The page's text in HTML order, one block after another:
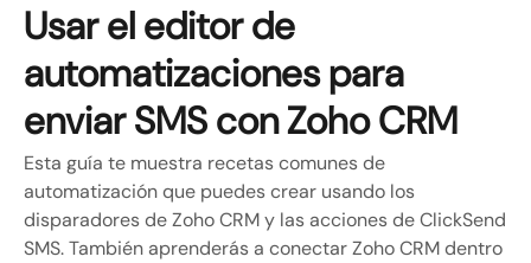
Usar el editor de
automatizaciones para
enviar SMS con Zoho CRM
Esta guía te muestra recetas comunes de
automatización que puedes crear usando los
disparadores de Zoho CRM y las acciones de ClickSend
SMS. También aprenderás a conectar Zoho CRM dentro